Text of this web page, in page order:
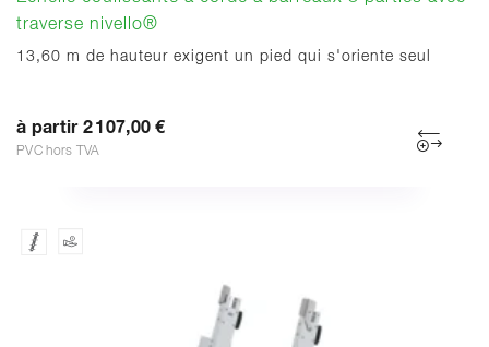
traverse nivello®
13,60 m de hauteur exigent un pied qui s'oriente seul
à partir 2 107,00 €
PVC hors TVA